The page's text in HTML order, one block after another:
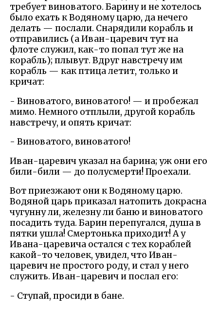
требует виноватого. Барину и не хотелось
было ехать к Водяному царю, да нечего
делать — послали. Снарядили корабль и
отправились (а Иван-царевич тут на
флоте служил, как-то попал тут же на
корабль); плывут. Вдруг навстречу им
корабль — как птица летит, только и
кричат:
- Виноватого, виноватого! — и пробежал
мимо. Немного отплыли, другой корабль
навстречу, и опять кричат:
- Виноватого, виноватого!
Иван-царевич указал на барина; уж они его
били-били — до полусмерти! Проехали.
Вот приезжают они к Водяному царю.
Водяной царь приказал натопить докрасна
чугунну ли, железну ли баню и виноватого
посадить туда. Барин перепугался, душа в
пятки ушла! Смертонька приходит! А у
Ивана-царевича остался с тех кораблей
какой-то человек, увидел, что Иван-
царевич не простого роду, и стал у него
служить. Иван-царевич и послал его:
- Ступай, просиди в бане.